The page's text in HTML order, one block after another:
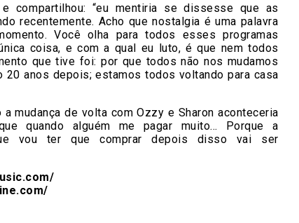
compartilhou: “eu mentiria se dissesse que as
recentemente. Acho que nostalgia é uma palavra
Você olha para todos esses programas
coisa, e com a qual eu luto, é que nem todos
que tive foi: por que todos não nos mudamos
20 anos depois; estamos todos voltando para casa
mudança de volta com Ozzy e Sharon aconteceria
quando alguém me pagar muito… Porque a
vou ter que comprar depois disso vai ser